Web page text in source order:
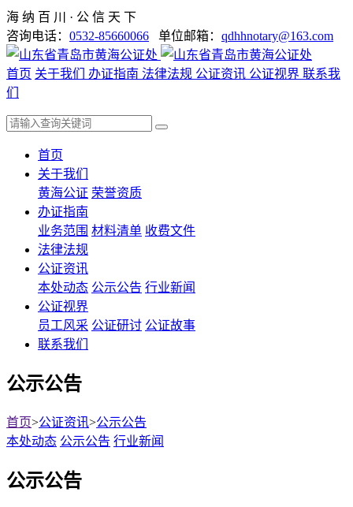
海 纳 百 川 · 公 信 天 下
咨询电话： 0532-85660066 单位邮箱： qdhhnotary@163.com
首页 关于我们 办证指南 法律法规 公证资讯 公证视界 联系我
们
首页
关于我们
黄海公证 荣誉资质
办证指南
业务范围 材料清单 收费文件
法律法规
公证资讯
本处动态 公示公告 行业新闻
公证视界
员工风采 公证研讨 公证故事
联系我们
公示公告
首页>公证资讯>公示公告
本处动态 公示公告 行业新闻
公示公告